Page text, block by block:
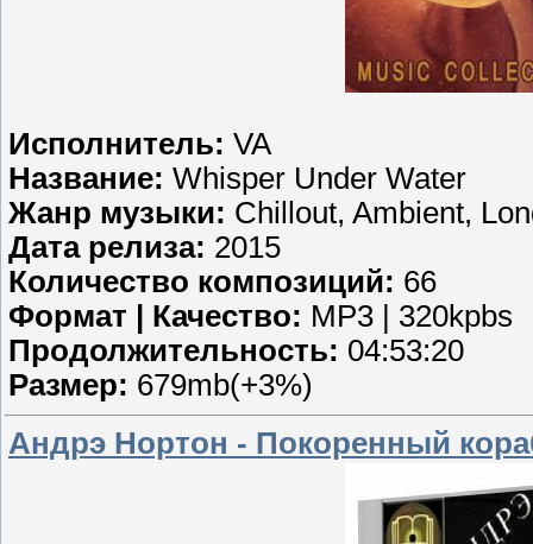
Исполнитель: VA
Название: Whisper Under Water
Жанр музыки: Chillout, Ambient,
Дата релиза: 2015
Количество композиций: 66
Формат | Качество: MP3 | 320kpbs
Продолжительность: 04:53:20
Размер: 679mb(+3%)
Андрэ Нортон - Покоренный